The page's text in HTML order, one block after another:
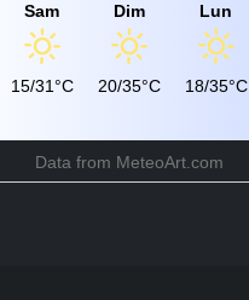
Sam
15/31°C
Dim
20/35°C
Lun
18/35°C
Data from MeteoArt.com